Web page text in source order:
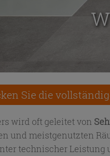
Sie die
wird oft geleitet von
und meistgenutzten
technischer